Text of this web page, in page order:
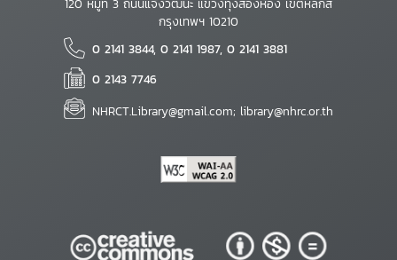
120 หมู่ที่ 3 ถนนแจ้งวัฒนะ แขวงทุ่งสองห้อง เขตหลักสี่
กรุงเทพฯ 10210
0 2141 3844, 0 2141 1987, 0 2141 3881
0 2143 7746
NHRCT.Library@gmail.com; library@nhrc.or.th